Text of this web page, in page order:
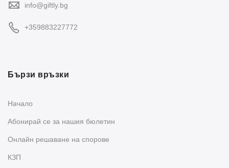
info@giftly.bg
+359883227772
Бързи връзки
Начало
Абонирай се за нашия бюлетин
Oнлайн решаване на спорове
КЗП